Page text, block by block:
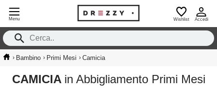
Menu Wishlist Accedi
› Bambino › Primi Mesi › Camicia
CAMICIA in Abbigliamento Primi Mesi